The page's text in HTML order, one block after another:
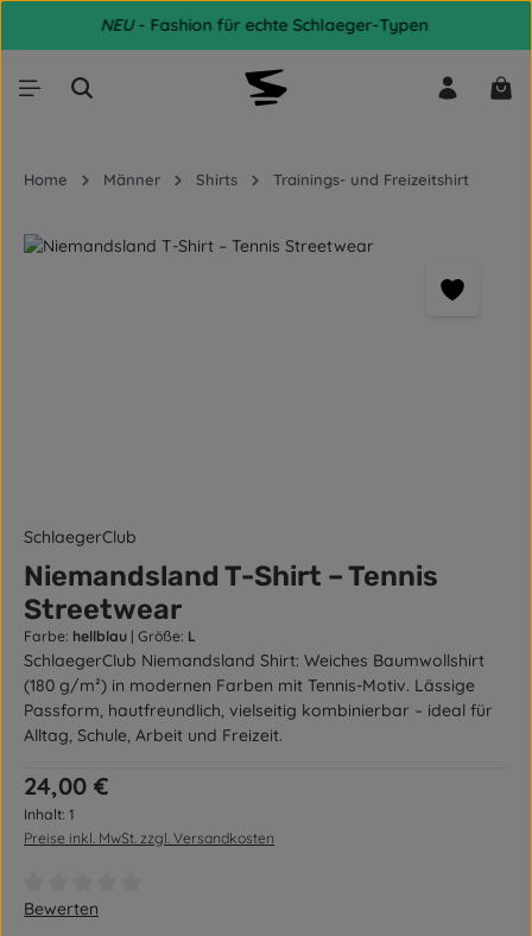
Zum Hauptinhalt springen
NEU- Fashion für echte Schlaeger-Typen
Home Männer Shirts Trainings- und Freizeitshirt
Bildergalerie überspringen
SchlaegerClub
Niemandsland T-Shirt – Tennis
Streetwear
Farbe: hellblau | Größe: L
SchlaegerClub Niemandsland Shirt: Weiches Baumwollshirt
(180 g/m²) in modernen Farben mit Tennis-Motiv. Lässige
Passform, hautfreundlich, vielseitig kombinierbar – ideal für
Alltag, Schule, Arbeit und Freizeit.
Regulärer Preis:
24,00 €
Inhalt: 1
Preise inkl. MwSt. zzgl. Versandkosten
Durchschnittliche Bewertung von 0 von 5 Sternen
Bewerten